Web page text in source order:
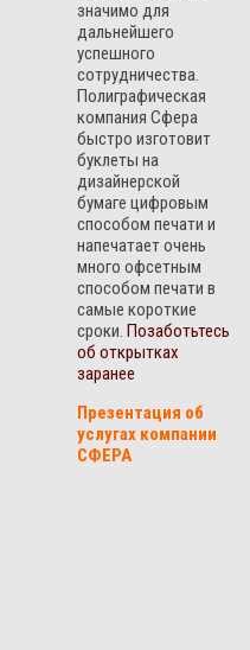
значимо для
дальнейшего
успешного
сотрудничества.
Полиграфическая
компания Сфера
быстро изготовит
буклеты на
дизайнерской
бумаге цифровым
способом печати и
напечатает очень
много офсетным
способом печати в
самые короткие
сроки. Позаботьтесь
об открытках
заранее
Презентация об
услугах компании
СФЕРА